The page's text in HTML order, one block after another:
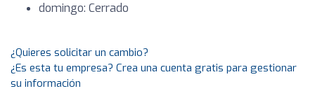
domingo: Cerrado
¿Quieres solicitar un cambio?
¿Es esta tu empresa? Crea una cuenta gratis para gestionar
su información